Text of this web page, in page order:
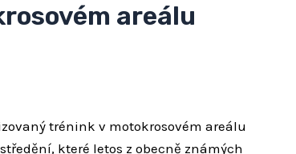
areálu
trénink v motokrosovém areálu
které letos z obecně známých